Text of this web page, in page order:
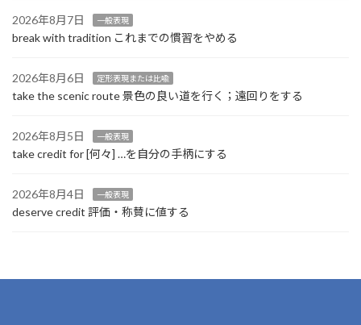
2026年8月7日 一般表現
break with tradition これまでの慣習をやめる
2026年8月6日 定形表現または比喩
take the scenic route 景色の良い道を行く；遠回りをする
2026年8月5日 一般表現
take credit for [何々] …を自分の手柄にする
2026年8月4日 一般表現
deserve credit 評価・称賛に値する